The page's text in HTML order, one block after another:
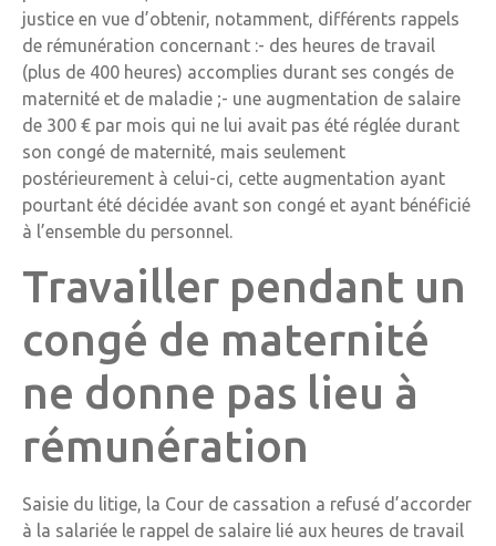
justice en vue d’obtenir, notamment, différents rappels
de rémunération concernant :- des heures de travail
(plus de 400 heures) accomplies durant ses congés de
maternité et de maladie ;- une augmentation de salaire
de 300 € par mois qui ne lui avait pas été réglée durant
son congé de maternité, mais seulement
postérieurement à celui-ci, cette augmentation ayant
pourtant été décidée avant son congé et ayant bénéficié
à l’ensemble du personnel.
Travailler pendant un
congé de maternité
ne donne pas lieu à
rémunération
Saisie du litige, la Cour de cassation a refusé d’accorder
à la salariée le rappel de salaire lié aux heures de travail